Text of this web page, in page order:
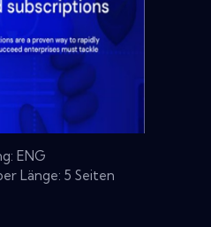
ENG
Länge: 5 Seiten